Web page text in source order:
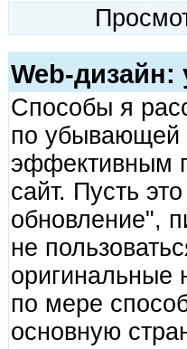
Web-дизайн:
Способы я
по убывающей
эффективным
сайт. Пусть
обновление",
не
оригинальные
по мере
основную